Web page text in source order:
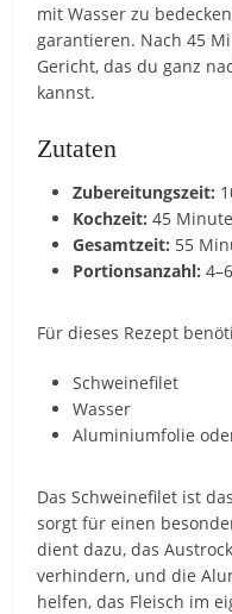
mit Wasser zu
garantieren. Nach 45
Gericht, das du ganz
kannst.
Zutaten
Zubereitungszeit:
Kochzeit: 45
Gesamtzeit: 55
Portionsanzahl:
Für dieses Rezept
Schweinefilet
Wasser
Aluminiumfolie
Das Schweinefilet ist
sorgt für einen
dient dazu, das
verhindern, und die
helfen, das Fleisch im